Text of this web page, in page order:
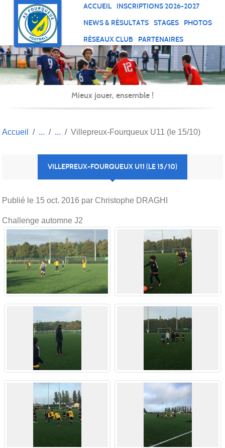
ACCUEIL
INSCRIPTIONS 2026-2027
NEWS & RÉSULTATS
STAGES
PHOTOS
RÉSEAUX CLUB
PARTENAIRES
Mieux jouer, ensemble !
Accueil Villepreux-Fourqueux U11 (le 15/10)
VILLEPREUX-FOURQUEUX U11 (LE 15/10)
Publié le 15 oct. 2016 par Christophe DRAGHI
Challenge automne J2
Panneau de gestion des cookies